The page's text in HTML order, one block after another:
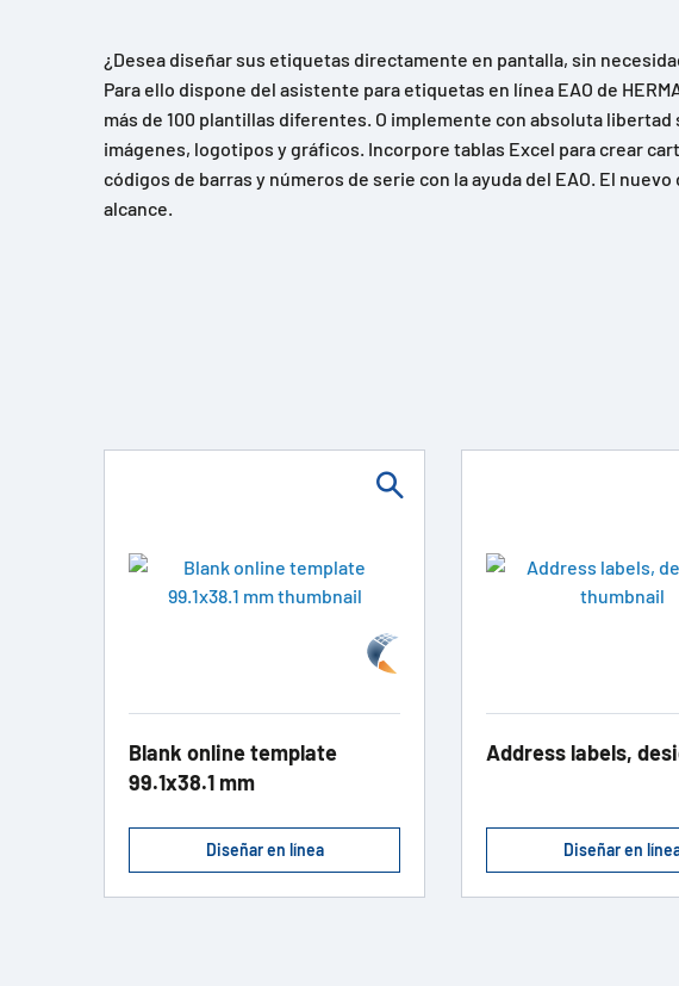
¿Desea diseñar sus etiquetas directamente en pantalla, sin
Para ello dispone del asistente para etiquetas en línea EAO de
más de 100 plantillas diferentes. O implemente con absoluta libertad
imágenes, logotipos y gráficos. Incorpore tablas Excel para crear
códigos de barras y números de serie con la ayuda del EAO. El
alcance.
Blank online template
99.1x38.1 mm
Diseñar en línea
Address labels,
Diseñar en